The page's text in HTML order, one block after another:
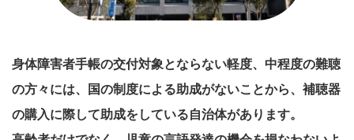
身体障害者手帳の交付対象とならない軽度、中程度の難聴
の方々には、国の制度によ る助成がないことから、補聴器
の購入に際して助成をしている自治体があります。